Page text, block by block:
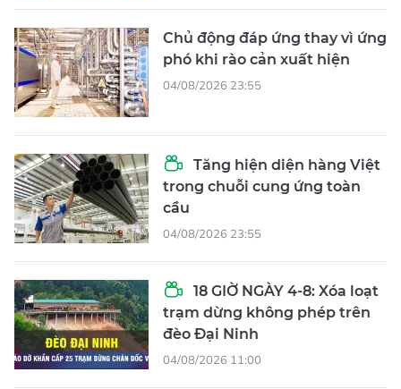
Chủ động đáp ứng thay vì ứng
phó khi rào cản xuất hiện
04/08/2026 23:55
Tăng hiện diện hàng Việt
trong chuỗi cung ứng toàn
cầu
04/08/2026 23:55
18 GIỜ NGÀY 4-8: Xóa loạt
trạm dừng không phép trên
đèo Đại Ninh
04/08/2026 11:00